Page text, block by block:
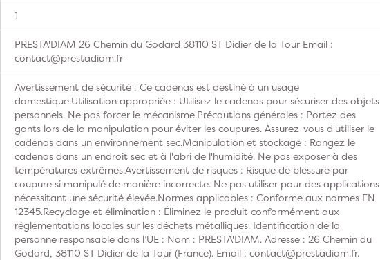
1
PRESTA'DIAM 26 Chemin du Godard 38110 ST Didier de la Tour Email :
contact@prestadiam.fr
Avertissement de sécurité : Ce cadenas est destiné à un usage
domestique.Utilisation appropriée : Utilisez le cadenas pour sécuriser des objets
personnels. Ne pas forcer le mécanisme.Précautions générales : Portez des
gants lors de la manipulation pour éviter les coupures. Assurez-vous d'utiliser le
cadenas dans un environnement sec.Manipulation et stockage : Rangez le
cadenas dans un endroit sec et à l'abri de l'humidité. Ne pas exposer à des
températures extrêmes.Avertissement de risques : Risque de blessure par
coupure si manipulé de manière incorrecte. Ne pas utiliser pour des applications
nécessitant une sécurité élevée.Normes applicables : Conforme aux normes EN
12345.Recyclage et élimination : Éliminez le produit conformément aux
réglementations locales sur les déchets métalliques. Identification de la
personne responsable dans l’UE : Nom : PRESTA'DIAM. Adresse : 26 Chemin du
Godard, 38110 ST Didier de la Tour (France). Email : contact@prestadiam.fr.